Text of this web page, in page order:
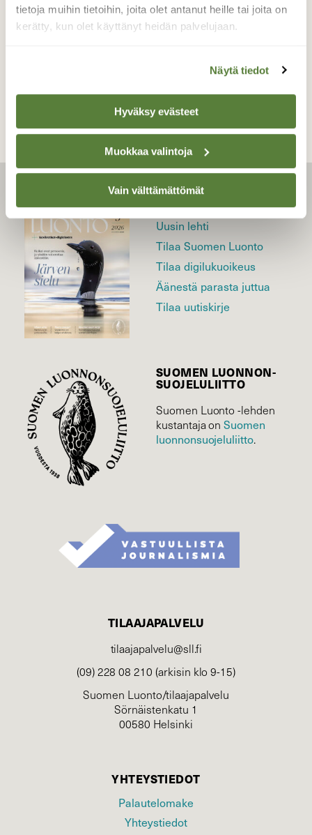
tietoja muihin tietoihin, joita olet antanut heille tai joita on
kerätty, kun olet käyttänyt heidän palvelujaan.
Näytä tiedot
Hyväksy evästeet
Muokkaa valintoja
Vain välttämättömät
Valokuvaaja: sirpa Jyske, Virrat 7.4.23
TAKAISIN LISTAAN
LEHTI
Uusin lehti
Tilaa Suomen Luonto
Tilaa digilukuoikeus
Äänestä parasta juttua
Tilaa uutiskirje
SUOMEN LUONNON­
SUOJELU­LIITTO
Suomen Luonto -lehden
kustantaja onSuomen
luonnonsuojelu­liitto.
TILAAJAPALVELU
tilaajapalvelu@sll.fi
(09) 228 08 210 (arkisin klo 9-15)
Suomen Luonto/tilaajapalvelu
Sörnäistenkatu 1
00580 Helsinki
YHTEYSTIEDOT
Palautelomake
Yhteystiedot